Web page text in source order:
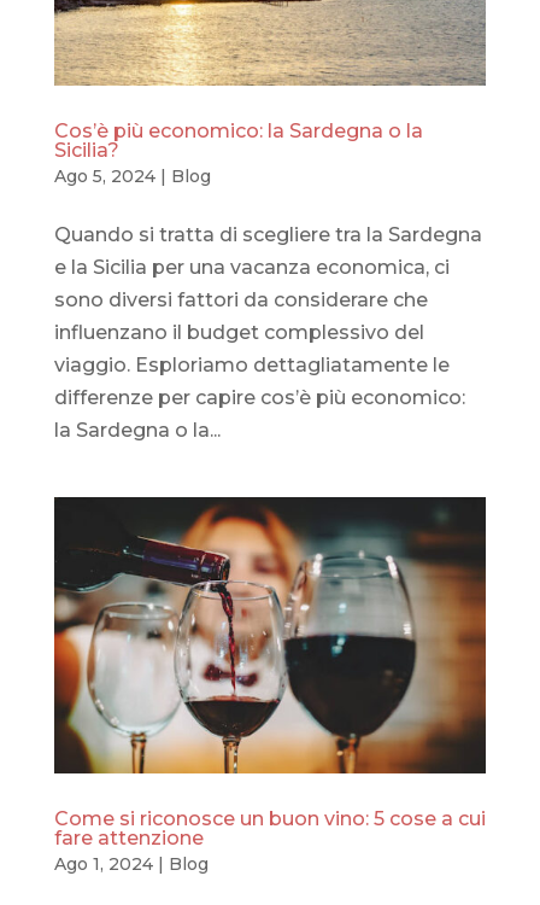
Cos’è più economico: la Sardegna o la
Sicilia?
Ago 5, 2024| Blog
Quando si tratta di scegliere tra la Sardegna
e la Sicilia per una vacanza economica, ci
sono diversi fattori da considerare che
influenzano il budget complessivo del
viaggio. Esploriamo dettagliatamente le
differenze per capire cos’è più economico:
la Sardegna o la...
Come si riconosce un buon vino: 5 cose a cui
fare attenzione
Ago 1, 2024| Blog